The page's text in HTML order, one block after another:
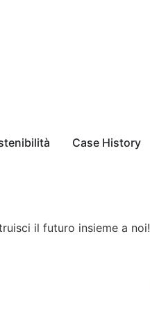
Case History
il futuro insieme a noi!